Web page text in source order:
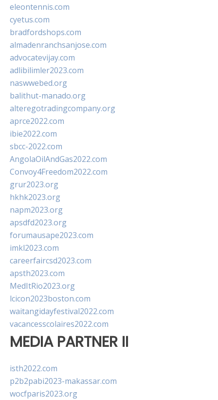
eleontennis.com
cyetus.com
bradfordshops.com
almadenranchsanjose.com
advocatevijay.com
adlibilimler2023.com
naswwebed.org
balithut-manado.org
alteregotradingcompany.org
aprce2022.com
ibie2022.com
sbcc-2022.com
AngolaOilAndGas2022.com
Convoy4Freedom2022.com
grur2023.org
hkhk2023.org
napm2023.org
apsdfd2023.org
forumausape2023.com
imkl2023.com
careerfaircsd2023.com
apsth2023.com
MedItRio2023.org
lcicon2023boston.com
waitangidayfestival2022.com
vacancesscolaires2022.com
MEDIA PARTNER II
isth2022.com
p2b2pabi2023-makassar.com
wocfparis2023.org